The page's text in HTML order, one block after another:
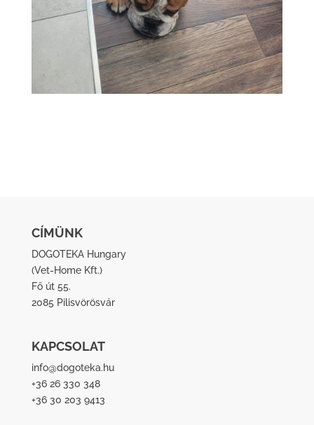
CÍMÜNK
DOGOTEKA Hungary
(Vet-Home Kft.)
Fő út 55.
2085 Pilisvörösvár
KAPCSOLAT
info@dogoteka.hu
+36 26 330 348
+36 30 203 9413